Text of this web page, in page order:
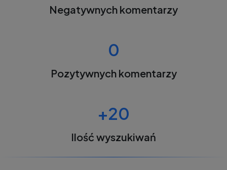
Negatywnych komentarzy
0
Pozytywnych komentarzy
+20
Ilość wyszukiwań